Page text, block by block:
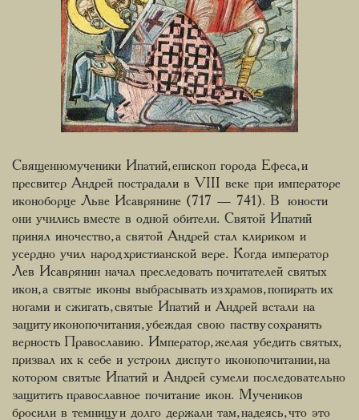
Священномученики Ипатий, епископ города Ефеса, и
пресвитер Андрей пострадали в VIII веке при императоре
иконоборце Льве Исаврянине (717 — 741). В юности
они учились вместе в одной обители. Святой Ипатий
принял иночество, а святой Андрей стал клириком и
усердно учил народ христианской вере. Когда император
Лев Исаврянин начал преследовать почитателей святых
икон, а святые иконы выбрасывать из храмов, попирать их
ногами и сжигать, святые Ипатий и Андрей встали на
защиту иконопочитания, убеждая свою паству сохранять
верность Православию. Император, желая убедить святых,
призвал их к себе и устроил диспут о иконопочитании, на
котором святые Ипатий и Андрей сумели последовательно
защитить православное почитание икон. Мучеников
бросили в темницу и долго держали там, надеясь, что это